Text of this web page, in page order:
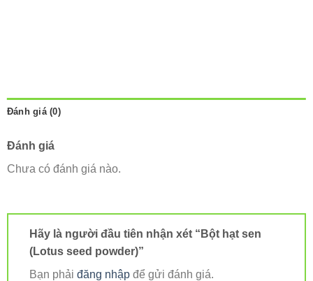
Đánh giá (0)
Đánh giá
Chưa có đánh giá nào.
Hãy là người đầu tiên nhận xét “Bột hạt sen
(Lotus seed powder)”
Bạn phải đăng nhậpđể gửi đánh giá.